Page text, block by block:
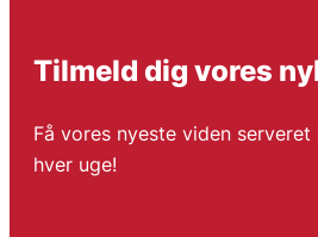
Tilmeld dig vores
Få vores nyeste viden
hver uge!